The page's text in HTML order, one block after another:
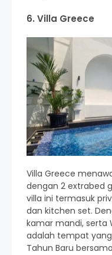
6. Villa Greece
Villa Greece
dengan 2 extrabed
villa ini termasuk
dan kitchen set.
kamar mandi, serta
adalah tempat
Tahun Baru